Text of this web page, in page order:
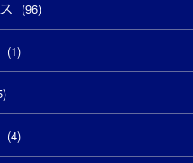
(5)
(6)
(20)
(13)
(3)
(2)
(2)
(1)
(5)
(3)
(27)
(96)
(1)
(4)